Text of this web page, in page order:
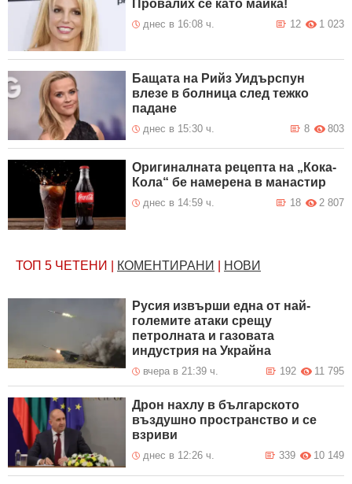
Провалих се като майка!
днес в 16:08 ч. 1 023
12
Бащата на Рийз Уидърспун
влезе в болница след тежко
падане
днес в 15:30 ч. 803
8
Оригиналната рецепта на „Кока-
Кола“ бе намерена в манастир
днес в 14:59 ч. 2 807
18
ТОП 5 ЧЕТЕНИ КОМЕНТИРАНИ НОВИ
Русия извърши една от най-
големите атаки срещу
петролната и газовата
индустрия на Украйна
вчера в 21:39 ч. 11 795
192
Дрон нахлу в българското
въздушно пространство и се
взриви
днес в 12:26 ч. 10 149
339